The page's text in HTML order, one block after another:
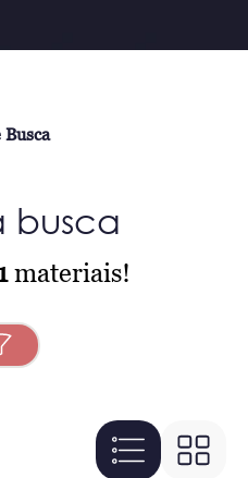
busca
materiais!